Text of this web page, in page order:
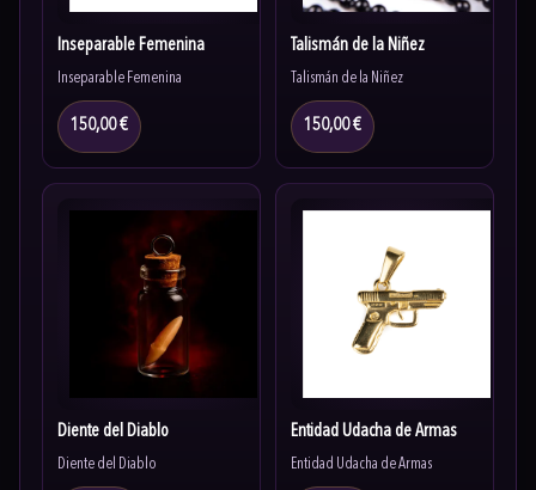
Inseparable Femenina
Inseparable Femenina
150,00 €
Talismán de la Niñez
Talismán de la Niñez
150,00 €
Diente del Diablo
Diente del Diablo
Entidad Udacha de Armas
Entidad Udacha de Armas